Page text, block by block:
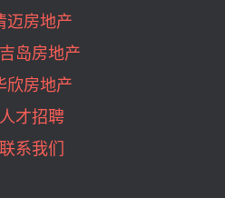
Phra Ram9 (26)
Queen Sirikit (1)
Sirikit Center (5)
(1)
(2)
Sam Yan (8)
Thaima (1)
迈房地产
岛房地产
欣房地产
人才招聘
联系我们